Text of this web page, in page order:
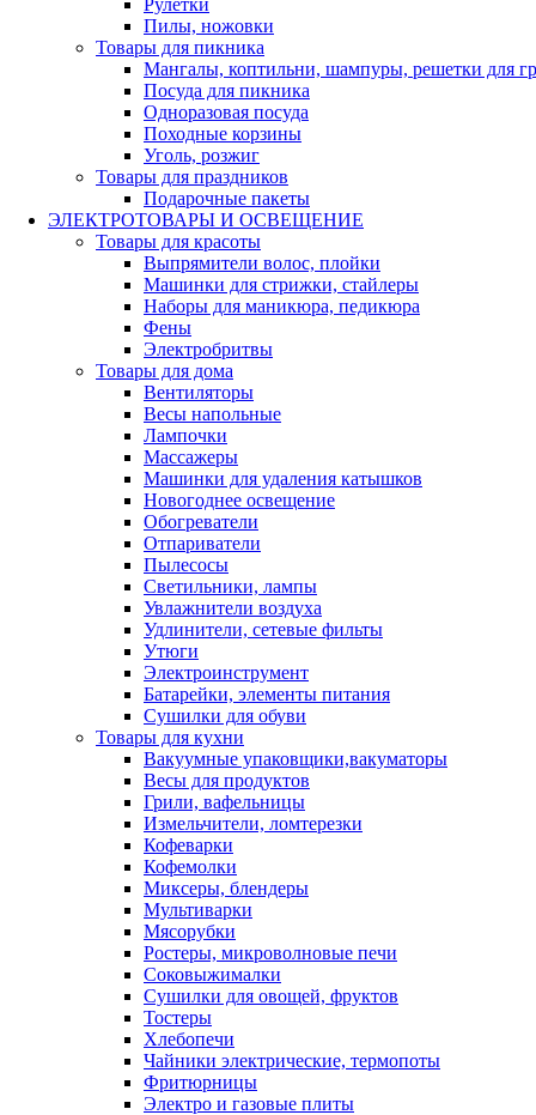
Рулетки
Пилы, ножовки
Товары для пикника
Мангалы, коптильни, шампуры, решетки для
Посуда для пикника
Одноразовая посуда
Походные корзины
Уголь, розжиг
Товары для праздников
Подарочные пакеты
ЭЛЕКТРОТОВАРЫ И ОСВЕЩЕНИЕ
Товары для красоты
Выпрямители волос, плойки
Машинки для стрижки, стайлеры
Наборы для маникюра, педикюра
Фены
Электробритвы
Товары для дома
Вентиляторы
Весы напольные
Лампочки
Массажеры
Машинки для удаления катышков
Новогоднее освещение
Обогреватели
Отпариватели
Пылесосы
Светильники, лампы
Увлажнители воздуха
Удлинители, сетевые фильты
Утюги
Электроинструмент
Батарейки, элементы питания
Сушилки для обуви
Товары для кухни
Вакуумные упаковщики,вакуматоры
Весы для продуктов
Грили, вафельницы
Измельчители, ломтерезки
Кофеварки
Кофемолки
Миксеры, блендеры
Мультиварки
Мясорубки
Ростеры, микроволновые печи
Соковыжималки
Сушилки для овощей, фруктов
Тостеры
Хлебопечи
Чайники электрические, термопоты
Фритюрницы
Электро и газовые плиты